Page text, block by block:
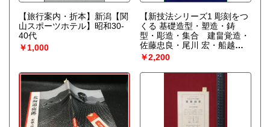
【旅行案内・折本】新潟【関
山スポーツホテル】昭和30-
40代
￥1,000
【新技法シリーズ1 彫刻をつ
くる 基礎造型・塑造・鋳
型・彫造・集合 建畠覚造・
佐藤忠良・尾川 宏・船越保
武・植木 茂・井上武吉 著】
美術出版社
￥2,200